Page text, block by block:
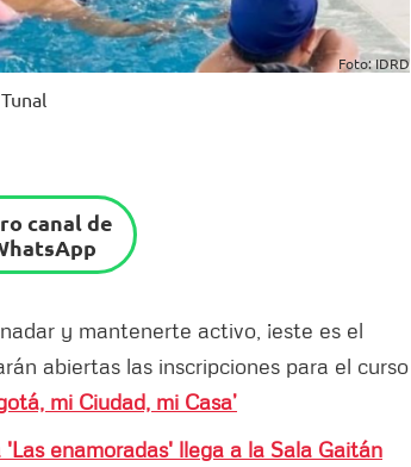
Foto: IDRD
canal de
y mantenerte activo, ¡este es el
abiertas las inscripciones para el curso
mi Ciudad, mi Casa’
'Las enamoradas' llega a la Sala Gaitán